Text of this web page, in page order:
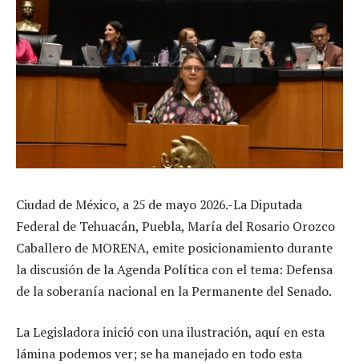
Ciudad de México, a 25 de mayo 2026.-La Diputada
Federal de Tehuacán, Puebla, María del Rosario Orozco
Caballero de MORENA, emite posicionamiento durante
la discusión de la Agenda Política con el tema: Defensa
de la soberanía nacional en la Permanente del Senado.
La Legisladora inició con una ilustración, aquí en esta
lámina podemos ver; se ha manejado en todo esta